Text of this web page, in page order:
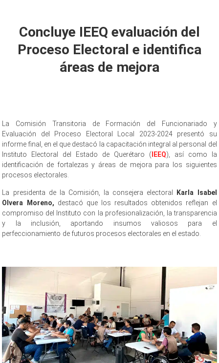
Concluye IEEQ evaluación del
Proceso Electoral e identifica
áreas de mejora
La Comisión Transitoria de Formación del Funcionariado y
Evaluación del Proceso Electoral Local 2023-2024 presentó su
informe final, en el que destacó la capacitación integral al personal del
Instituto Electoral del Estado de Querétaro (IEEQ), así como la
identificación de fortalezas y áreas de mejora para los siguientes
procesos electorales.
La presidenta de la Comisión, la consejera electoral Karla Isabel
Olvera Moreno, destacó que los resultados obtenidos reflejan el
compromiso del Instituto con la profesionalización, la transparencia
y la inclusión, aportando insumos valiosos para el
perfeccionamiento de futuros procesos electorales en el estado.